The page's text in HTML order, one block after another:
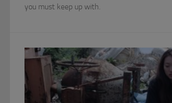
you must keep up with.